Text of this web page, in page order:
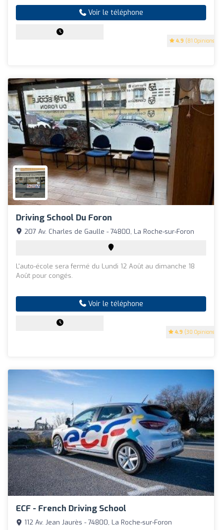
4.9 (81 Opinions)
Voir le téléphone
Driving School Du Foron
4.9 (30 Opinions)
207 Av. Charles de Gaulle - 74800, La Roche-sur-Foron
L'auto-école sera fermé du Lundi 12 Août au dimanche 18
Août pour congés.
Voir le téléphone
ECF - French Driving School
112 Av. Jean Jaurès - 74800, La Roche-sur-Foron